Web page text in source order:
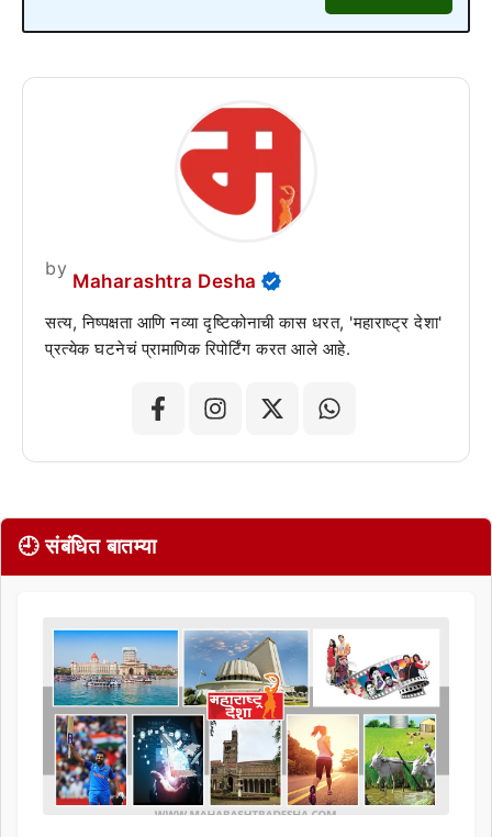
by
Maharashtra Desha
सत्य, निष्पक्षता आणि नव्या दृष्टिकोनाची कास धरत, 'महाराष्ट्र देशा'
प्रत्येक घटनेचं प्रामाणिक रिपोर्टिंग करत आले आहे.
🕘 संबंधित बातम्या